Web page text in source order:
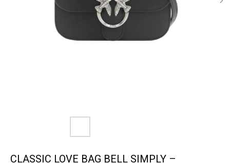
CLASSIC LOVE BAG BELL SIMPLY –